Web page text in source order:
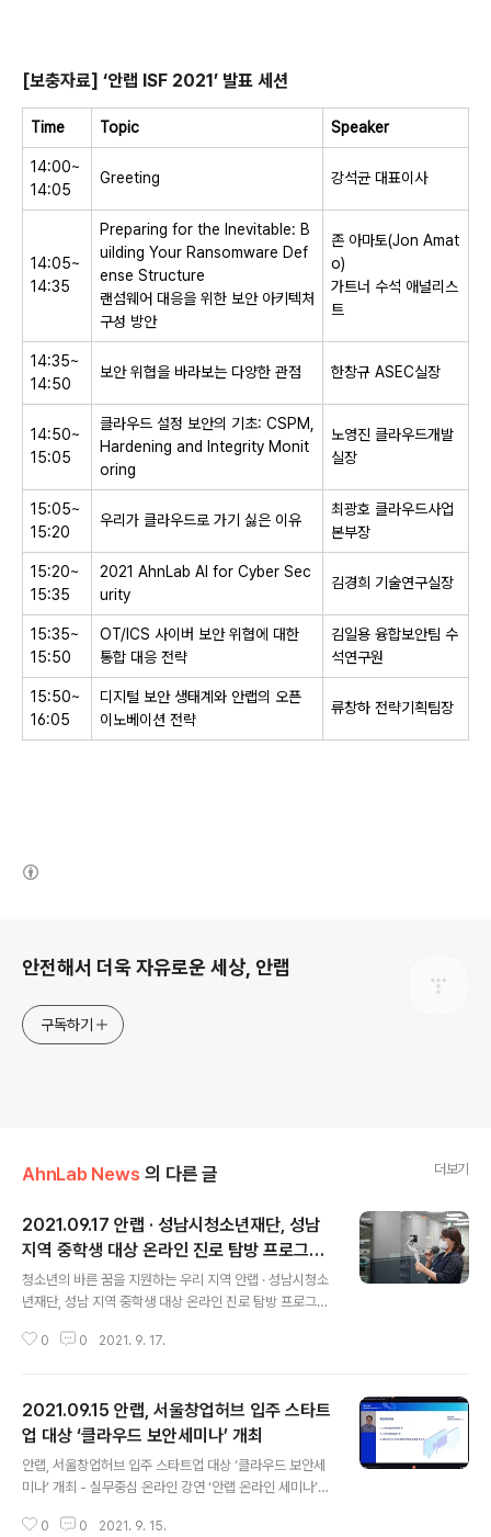
[보충자료] ‘안랩 ISF 2021’ 발표 세션
Time Topic Speaker
14:00~
14:05
Greeting 강석균 대표이사
14:05~
14:35
Preparing for the Inevitable: B
uilding Your Ransomware Def
ense Structure
랜섬웨어 대응을 위한 보안 아키텍처
구성 방안
존 아마토(Jon Amat
o)
가트너 수석 애널리스
트
14:35~
14:50
보안 위협을 바라보는 다양한 관점 한창규 ASEC실장
14:50~
15:05
클라우드 설정 보안의 기초: CSPM,
Hardening and Integrity Monit
oring
노영진 클라우드개발
실장
15:05~
15:20
우리가 클라우드로 가기 싫은 이유
최광호 클라우드사업
본부장
15:20~
15:35
2021 AhnLab AI for Cyber Sec
urity
김경희 기술연구실장
15:35~
15:50
OT/ICS 사이버 보안 위협에 대한
통합 대응 전략
김일용 융합보안팀 수
석연구원
15:50~
16:05
디지털 보안 생태계와 안랩의 오픈
이노베이션 전략
류창하 전략기획팀장
안전해서 더욱 자유로운 세상, 안랩
구독하기
AhnLab News 의 다른 글 더보기
2021.09.17 안랩 · 성남시청소년재단, 성남
지역 중학생 대상 온라인 진로 탐방 프로그램
'청바지 프로젝트' 진행
청소년의 바른 꿈을 지원하는 우리 지역 안랩 · 성남시청소
년재단, 성남 지역 중학생 대상 온라인 진로 탐방 프로그램
37명에게 정보보안 직무 정보 소개, 사내 주요 시설 안내
실시간 체험 제공 안랩(대표 강석균, www.ahnlab.com )
이 9월 16일, 성남시청소년재단(대표이사 진미석) · 성남
형교육지원단(성남시진로직업체험지원센터)과 함께 성남
지역 4개 중학교(구미중, 금광중, 송림중, 야탑중) 1학년 학
프로젝트*'를 진행했다. * ‘청바지 프로젝트(청소년의 바..
0 0 2021. 9. 17.
2021.09.15 안랩, 서울창업허브 입주 스타트
업 대상 ‘클라우드 보안세미나’ 개최
안랩, 서울창업허브 입주 스타트업 대상 ‘클라우드 보안세
미나’ 개최 - 실무중심 온라인 강연 ‘안랩 온라인 세미나’의
세미나’ 개최 - ▲스타트업을 클라우드로 시작해야 하는
0 0 2021. 9. 15.